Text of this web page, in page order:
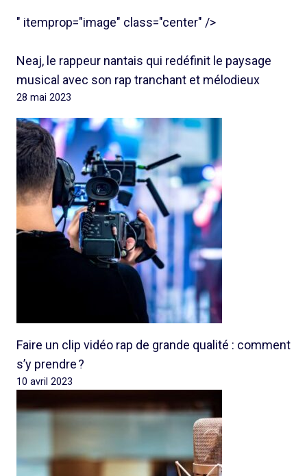
" itemprop="image" class="center" />
Neaj, le rappeur nantais qui redéfinit le paysage
musical avec son rap tranchant et mélodieux
28 mai 2023
Faire un clip vidéo rap de grande qualité : comment
s’y prendre ?
10 avril 2023